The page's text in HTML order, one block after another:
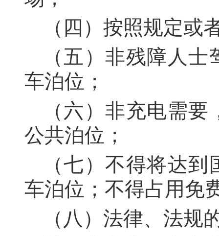
（四）按照规定或
（五）非残障人
车泊位；
（六）非充电需
公共泊位；
（七）不得将达
车泊位；不得占用免
（八）法律、法规